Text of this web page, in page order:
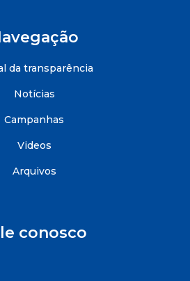
da transparência
Notícias
Campanhas
Videos
Arquivos
conosco